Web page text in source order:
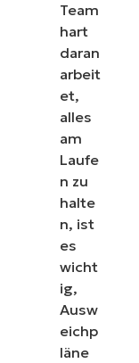
Team
hart
daran
arbeit
et,
alles
am
Laufe
n zu
halte
n, ist
es
wicht
ig,
Ausw
eichp
läne